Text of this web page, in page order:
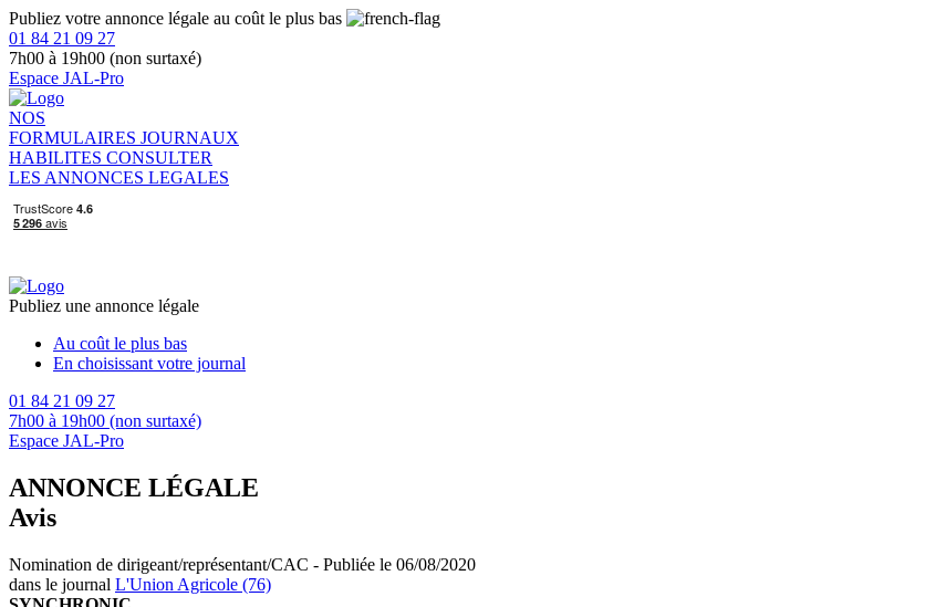
Publiez votre annonce légale au coût le plus bas
01 84 21 09 27
7h00 à 19h00 (non surtaxé)
Espace JAL-Pro
NOS
FORMULAIRES JOURNAUX
HABILITES CONSULTER
LES ANNONCES LEGALES
Publiez une annonce légale
Au coût le plus bas
En choisissant votre journal
01 84 21 09 27
7h00 à 19h00 (non surtaxé)
Espace JAL-Pro
ANNONCE LÉGALE
Avis
Nomination de dirigeant/représentant/CAC - Publiée le 06/08/2020
dans le journal L'Union Agricole (76)